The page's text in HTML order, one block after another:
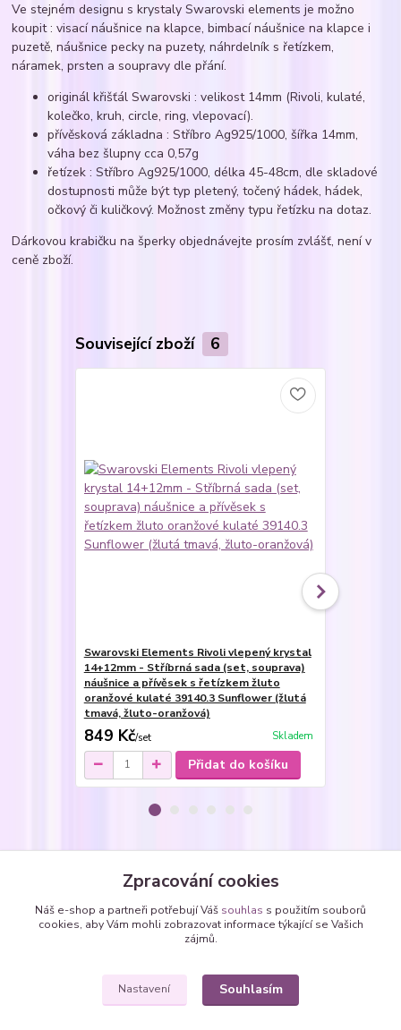
Ve stejném designu s krystaly Swarovski elements je možno
koupit : visací náušnice na klapce, bimbací náušnice na klapce i
puzetě, náušnice pecky na puzety, náhrdelník s řetízkem,
náramek, prsten a soupravy dle přání.
originál křišťál Swarovski : velikost 14mm (Rivoli, kulaté,
kolečko, kruh, circle, ring, vlepovací).
přívěsková základna : Stříbro Ag925/1000, šířka 14mm,
váha bez šlupny cca 0,57g
řetízek : Stříbro Ag925/1000, délka 45-48cm, dle skladové
dostupnosti může být typ pletený, točený hádek, hádek,
očkový či kuličkový. Možnost změny typu řetízku na dotaz.
Dárkovou krabičku na šperky objednávejte prosím zvlášť, není v
ceně zboží.
Související zboží 6
Swarovski Elements Rivoli vlepený krystal
14+12mm - Stříbrná sada (set, souprava)
náušnice a přívěsek s řetízkem žluto
oranžové kulaté 39140.3 Sunflower (žlutá
tmavá, žluto-oranžová)
849 Kč/set Skladem
Přidat do košíku
Zboží zařazeno v kategoriích
Náhrdelníky
Náhrdelníky - vlepené SWAROVSKI krystaly
Zpracování cookies
Náš e-shop a partneři potřebují Váš souhlas s použitím souborů
cookies, aby Vám mohli zobrazovat informace týkající se Vašich
zájmů.
Nastavení Souhlasím